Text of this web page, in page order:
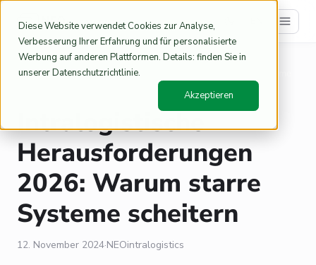
Diese Website verwendet Cookies zur Analyse,
Verbesserung Ihrer Erfahrung und für personalisierte
Werbung auf anderen Plattformen. Details: finden Sie in
unserer Datenschutzrichtlinie.
Akzeptieren
Home/Blog/
Intralogistische Herausforderungen 2026: Warum starre Systeme
Intralogistische
Herausforderungen
2026: Warum starre
Systeme scheitern
12. November 2024·NEOintralogistics